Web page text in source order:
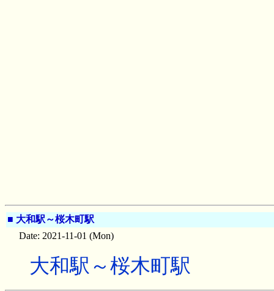
■ 大和駅～桜木町駅
Date: 2021-11-01 (Mon)
大和駅～桜木町駅